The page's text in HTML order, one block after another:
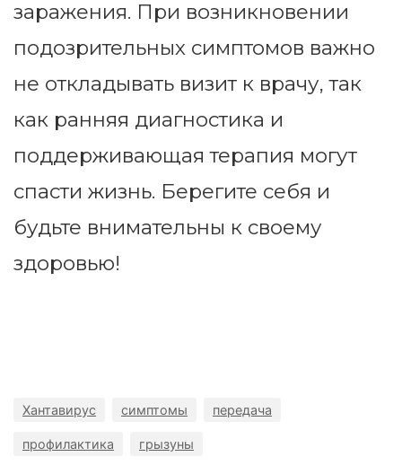
заражения. При возникновении
подозрительных симптомов важно
не откладывать визит к врачу, так
как ранняя диагностика и
поддерживающая терапия могут
спасти жизнь. Берегите себя и
будьте внимательны к своему
здоровью!
Хантавирус симптомы передача
профилактика грызуны